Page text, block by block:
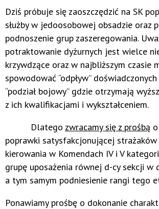
Dziś próbuje się zaoszczędzić na SK
służby w jedoosobowej obsadzie oraz
podnoszenie grup zaszeregowania.
potraktowanie dyżurnych jest wielce
krzywdzące oraz w najbliższym czasie
spowodować “odpływ”
“podział bojowy” gdzie otrzymają
z ich kwalifikacjami i wykształceniem.
Dlatego zwracamy się z prośbą
poprawki satysfakcjonującej
kierowania w Komendach IV i V
grupę uposażenia równej d-cy sekcji w
a tym samym podniesienie rangi tego
Ponawiamy prośbę o dokonanie